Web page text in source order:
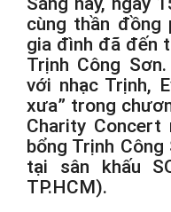
cùng thần đồng
gia đình đã đến
Trịnh Công
với nhạc Trịnh,
xưa” trong
Charity Concert
bổng Trịnh
tại sân khấu
TP.HCM).